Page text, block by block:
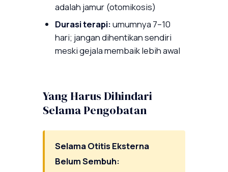
adalah jamur (otomikosis)
Durasi terapi:umumnya 7–10
hari; jangan dihentikan sendiri
meski gejala membaik lebih awal
Yang Harus Dihindari
Selama Pengobatan
Selama Otitis Eksterna
Belum Sembuh: